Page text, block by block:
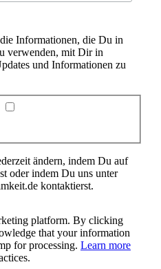
Informationen, die Du in
verwenden, mit Dir in
und Informationen zu
ändern, indem Du auf
oder indem Du uns unter
kontaktierst.
platform. By clicking
that your information
for processing. Learn more